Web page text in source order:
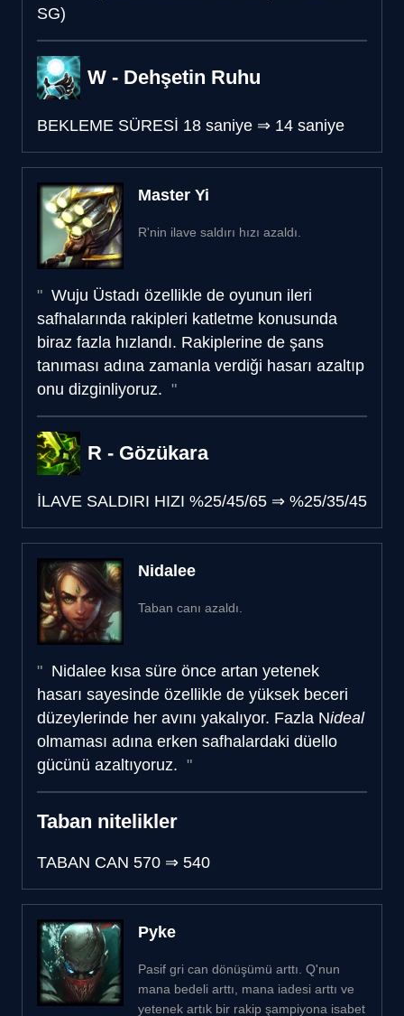
SG)
W - Dehşetin Ruhu
BEKLEME SÜRESİ 18 saniye ⇒ 14 saniye
Master Yi
R'nin ilave saldırı hızı azaldı.
Wuju Üstadı özellikle de oyunun ileri
safhalarında rakipleri katletme konusunda
biraz fazla hızlandı. Rakiplerine de şans
tanıması adına zamanla verdiği hasarı azaltıp
onu dizginliyoruz.
R - Gözükara
İLAVE SALDIRI HIZI %25/45/65 ⇒ %25/35/45
Nidalee
Taban canı azaldı.
Nidalee kısa süre önce artan yetenek
hasarı sayesinde özellikle de yüksek beceri
düzeylerinde her avını yakalıyor. Fazla Nideal
olmaması adına erken safhalardaki düello
gücünü azaltıyoruz.
Taban nitelikler
TABAN CAN 570 ⇒ 540
Pyke
Pasif gri can dönüşümü arttı. Q'nun
mana bedeli arttı, mana iadesi arttı ve
yetenek artık bir rakip şampiyona isabet